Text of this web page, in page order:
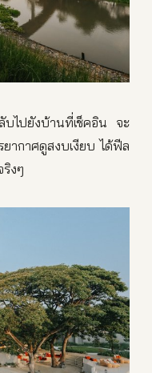
บไปยังบ้านที่เช็คอิน จะ
ากาศดูสงบเงียบ ได้ฟีล
งๆ